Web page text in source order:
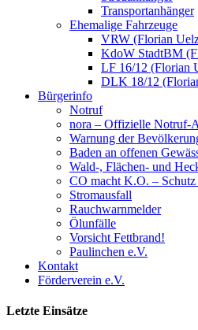
Transportanhänger
Ehemalige Fahrzeuge
VRW (Florian
KdoW StadtBM
LF 16/12 (Florian
DLK 18/12
Bürgerinfo
Notruf
nora – Offizielle Notruf-
Warnung der
Baden an offenen
Wald-, Flächen- und
CO macht K.O. –
Stromausfall
Rauchwarnmelder
Ölunfälle
Vorsicht Fettbrand!
Paulinchen e.V.
Kontakt
Förderverein e.V.
Letzte Einsätze